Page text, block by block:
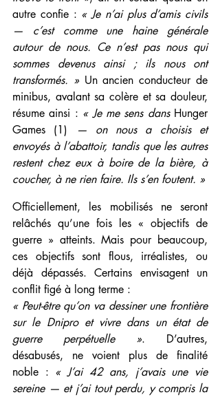
autre confie : « Je n’ai plus d’amis civils
— c’est comme une haine générale
autour de nous. Ce n’est pas nous qui
sommes devenus ainsi ; ils nous ont
transformés. » Un ancien conducteur de
minibus, avalant sa colère et sa douleur,
résume ainsi : « Je me sens dans Hunger
Games (1)
— on nous a choisis et
envoyés à l’abattoir, tandis que les autres
restent chez eux à boire de la bière, à
coucher, à ne rien faire. Ils s’en foutent. »
Officiellement, les mobilisés ne seront
relâchés qu’une fois les « objectifs de
guerre » atteints. Mais pour beaucoup,
ces objectifs sont flous, irréalistes, ou
déjà dépassés. Certains envisagent un
conflit figé à long terme :
« Peut-être qu’on va dessiner une frontière
sur le Dnipro et vivre dans un état de
guerre perpétuelle ». D’autres,
désabusés, ne voient plus de finalité
noble : « J’ai 42 ans, j’avais une vie
sereine — et j’ai tout perdu, y compris la